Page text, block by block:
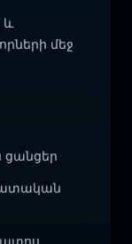
մեջ
ցանցեր